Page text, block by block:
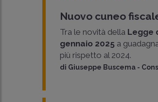
Nuovo cuneo
Tra le novità della Legge
gennaio 2025 a
più rispetto al 2024.
di Giuseppe Buscema -